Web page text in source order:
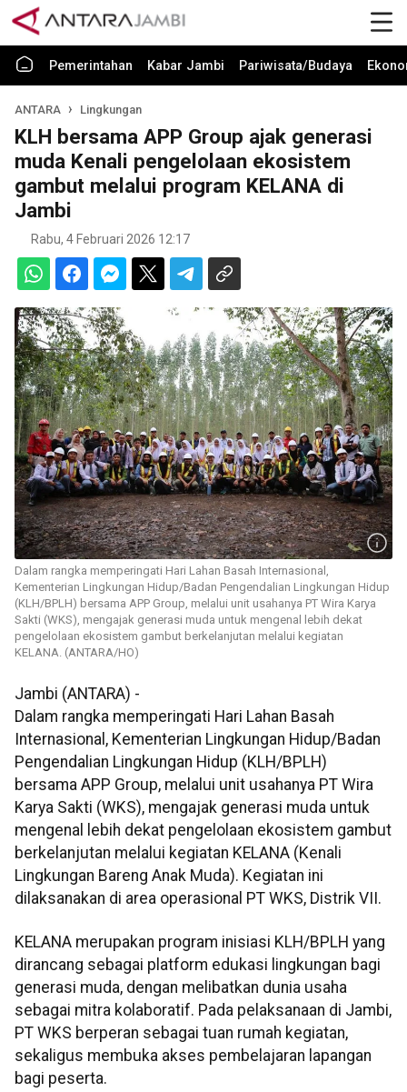
Pemerintahan Kabar Jambi Pariwisata/Budaya
ANTARA Lingkungan
KLH bersama APP Group ajak generasi
muda Kenali pengelolaan ekosistem
gambut melalui program KELANA di
Jambi
Rabu, 4 Februari 2026 12:17
Dalam rangka memperingati Hari Lahan Basah Internasional,
Kementerian Lingkungan Hidup/Badan Pengendalian Lingkungan Hidup
(KLH/BPLH) bersama APP Group, melalui unit usahanya PT Wira Karya
Sakti (WKS), mengajak generasi muda untuk mengenal lebih dekat
pengelolaan ekosistem gambut berkelanjutan melalui kegiatan
KELANA. (ANTARA/HO)
Jambi (ANTARA) -
Dalam rangka memperingati Hari Lahan Basah
Internasional, Kementerian Lingkungan Hidup/Badan
Pengendalian Lingkungan Hidup (KLH/BPLH)
bersama APP Group, melalui unit usahanya PT Wira
Karya Sakti (WKS), mengajak generasi muda untuk
mengenal lebih dekat pengelolaan ekosistem gambut
berkelanjutan melalui kegiatan KELANA (Kenali
Lingkungan Bareng Anak Muda). Kegiatan ini
dilaksanakan di area operasional PT WKS, Distrik VII.
KELANA merupakan program inisiasi KLH/BPLH yang
dirancang sebagai platform edukasi lingkungan bagi
generasi muda, dengan melibatkan dunia usaha
sebagai mitra kolaboratif. Pada pelaksanaan di Jambi,
PT WKS berperan sebagai tuan rumah kegiatan,
sekaligus membuka akses pembelajaran lapangan
bagi peserta.